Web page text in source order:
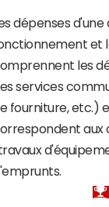
dépenses
et
les
services
fourniture, etc.)
aux